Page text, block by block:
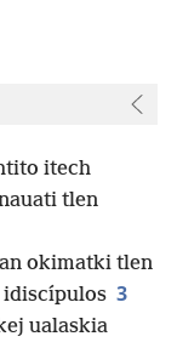
itech
tlen
okimatki tlen
3
ualaskia